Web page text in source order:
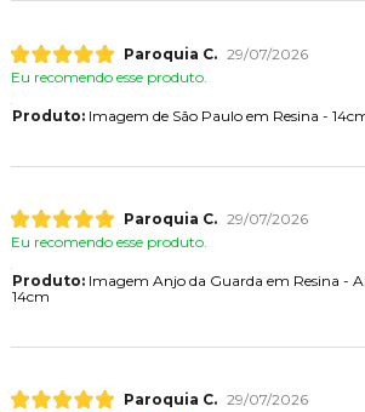
Paroquia C. 29/07/2026
Eu recomendo esse produto.
Produto:Imagem de São Paulo em Resina -
Paroquia C. 29/07/2026
Eu recomendo esse produto.
Produto:Imagem Anjo da Guarda em Resina -
14cm
Paroquia C. 29/07/2026